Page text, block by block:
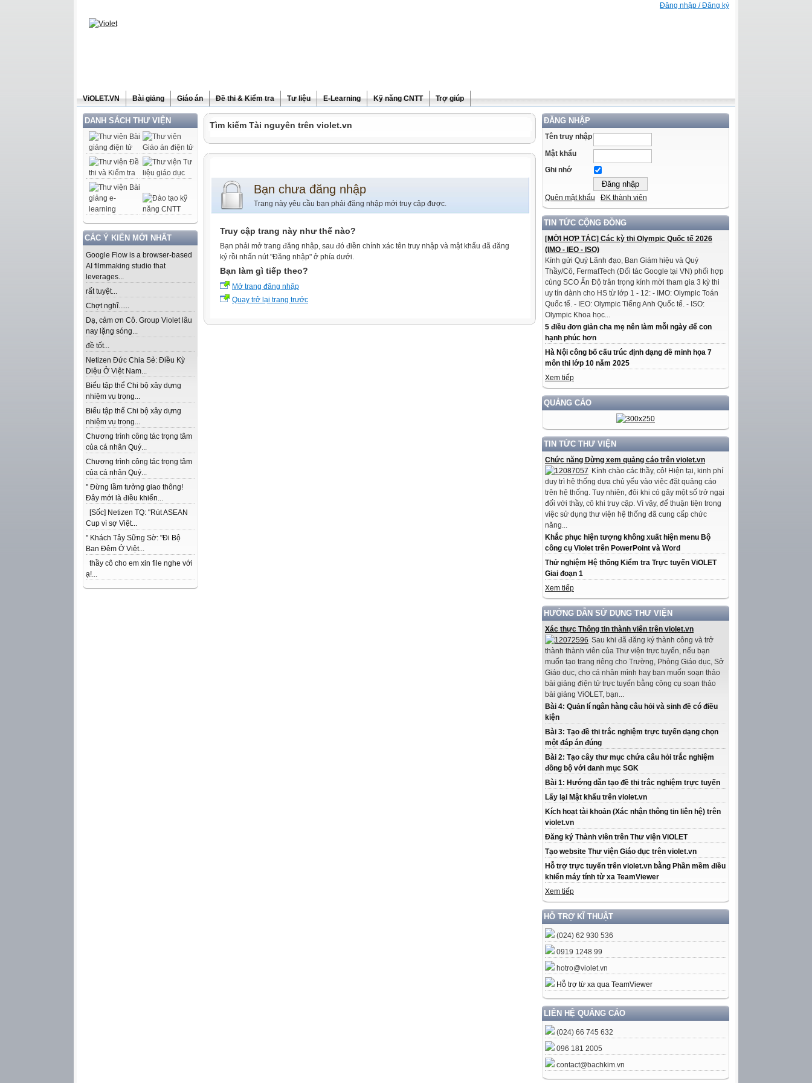
Đăng nhập / Đăng ký
ViOLET.VN Bài giảng Giáo án Đề thi & Kiểm tra Tư liệu E-Learning Kỹ năng CNTT Trợ giúp
DANH SÁCH THƯ VIỆN
CÁC Ý KIẾN MỚI NHẤT
Google Flow is a browser-based
AI filmmaking studio that
leverages...
rất tuyệt...
Chợt nghĩ......
Dạ, cảm ơn Cô. Group Violet lâu
nay lặng sóng...
đề tốt...
Netizen Đức Chia Sẻ: Điều Kỳ
Diệu Ở Việt Nam...
Biểu tập thể Chi bộ xây dựng
nhiệm vụ trọng...
Biểu tập thể Chi bộ xây dựng
nhiệm vụ trọng...
Chương trình công tác trọng tâm
của cá nhân Quý...
Chương trình công tác trọng tâm
của cá nhân Quý...
" Đừng lầm tưởng giao thông!
Đây mới là điều khiến...
[Sốc] Netizen TQ: "Rút ASEAN
Cup vì sợ Việt...
" Khách Tây Sững Sờ: "Đi Bộ
Ban Đêm Ở Việt...
thầy cô cho em xin file nghe với
ạ!...
ĐĂNG NHẬP
Tên truy nhập
Mật khẩu
Ghi nhớ
Quên mật khẩu ĐK thành viên
TIN TỨC CỘNG ĐỒNG
[MỜI HỢP TÁC] Các kỳ thi Olympic Quốc tế 2026
(IMO - IEO - ISO)
Kính gửi Quý Lãnh đạo, Ban Giám hiệu và Quý
Thầy/Cô, FermatTech (Đối tác Google tại VN) phối hợp
cùng SCO Ấn Độ trân trọng kính mời tham gia 3 kỳ thi
uy tín dành cho HS từ lớp 1 - 12: - IMO: Olympic Toán
Quốc tế. - IEO: Olympic Tiếng Anh Quốc tế. - ISO:
Olympic Khoa học...
5 điều đơn giản cha mẹ nên làm mỗi ngày để con
hạnh phúc hơn
Hà Nội công bố cấu trúc định dạng đề minh họa 7
môn thi lớp 10 năm 2025
Xem tiếp
QUẢNG CÁO
TIN TỨC THƯ VIỆN
Chức năng Dừng xem quảng cáo trên violet.vn
Kính chào các thầy, cô! Hiện tại, kinh phí
duy trì hệ thống dựa chủ yếu vào việc đặt quảng cáo
trên hệ thống. Tuy nhiên, đôi khi có gây một số trở ngại
đối với thầy, cô khi truy cập. Vì vậy, để thuận tiện trong
việc sử dụng thư viện hệ thống đã cung cấp chức
năng...
Khắc phục hiện tượng không xuất hiện menu Bộ
công cụ Violet trên PowerPoint và Word
Thử nghiệm Hệ thống Kiểm tra Trực tuyến ViOLET
Giai đoạn 1
Xem tiếp
HƯỚNG DẪN SỬ DỤNG THƯ VIỆN
Xác thực Thông tin thành viên trên violet.vn
Sau khi đã đăng ký thành công và trở
thành thành viên của Thư viện trực tuyến, nếu bạn
muốn tạo trang riêng cho Trường, Phòng Giáo dục, Sở
Giáo dục, cho cá nhân mình hay bạn muốn soạn thảo
bài giảng điện tử trực tuyến bằng công cụ soạn thảo
bài giảng ViOLET, bạn...
Bài 4: Quản lí ngân hàng câu hỏi và sinh đề có điều
kiện
Bài 3: Tạo đề thi trắc nghiệm trực tuyến dạng chọn
một đáp án đúng
Bài 2: Tạo cây thư mục chứa câu hỏi trắc nghiệm
đồng bộ với danh mục SGK
Bài 1: Hướng dẫn tạo đề thi trắc nghiệm trực tuyến
Lấy lại Mật khẩu trên violet.vn
Kích hoạt tài khoản (Xác nhận thông tin liên hệ) trên
violet.vn
Đăng ký Thành viên trên Thư viện ViOLET
Tạo website Thư viện Giáo dục trên violet.vn
Hỗ trợ trực tuyến trên violet.vn bằng Phần mềm điều
khiển máy tính từ xa TeamViewer
Xem tiếp
HỖ TRỢ KĨ THUẬT
(024) 62 930 536
0919 1248 99
hotro@violet.vn
Hỗ trợ từ xa qua TeamViewer
LIÊN HỆ QUẢNG CÁO
(024) 66 745 632
096 181 2005
contact@bachkim.vn
Tìm kiếm Tài nguyên trên violet.vn
Bạn chưa đăng nhập
Trang này yêu cầu bạn phải đăng nhập mới truy cập được.
Truy cập trang này như thế nào?
Bạn phải mở trang đăng nhập, sau đó điền chính xác tên truy nhập và mật khẩu đã đăng
ký rồi nhấn nút "Đăng nhập" ở phía dưới.
Bạn làm gì tiếp theo?
Mở trang đăng nhập
Quay trở lại trang trước